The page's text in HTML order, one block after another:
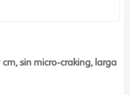
cm, sin micro-craking, larga